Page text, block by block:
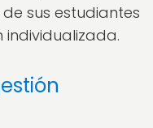
sus estudiantes